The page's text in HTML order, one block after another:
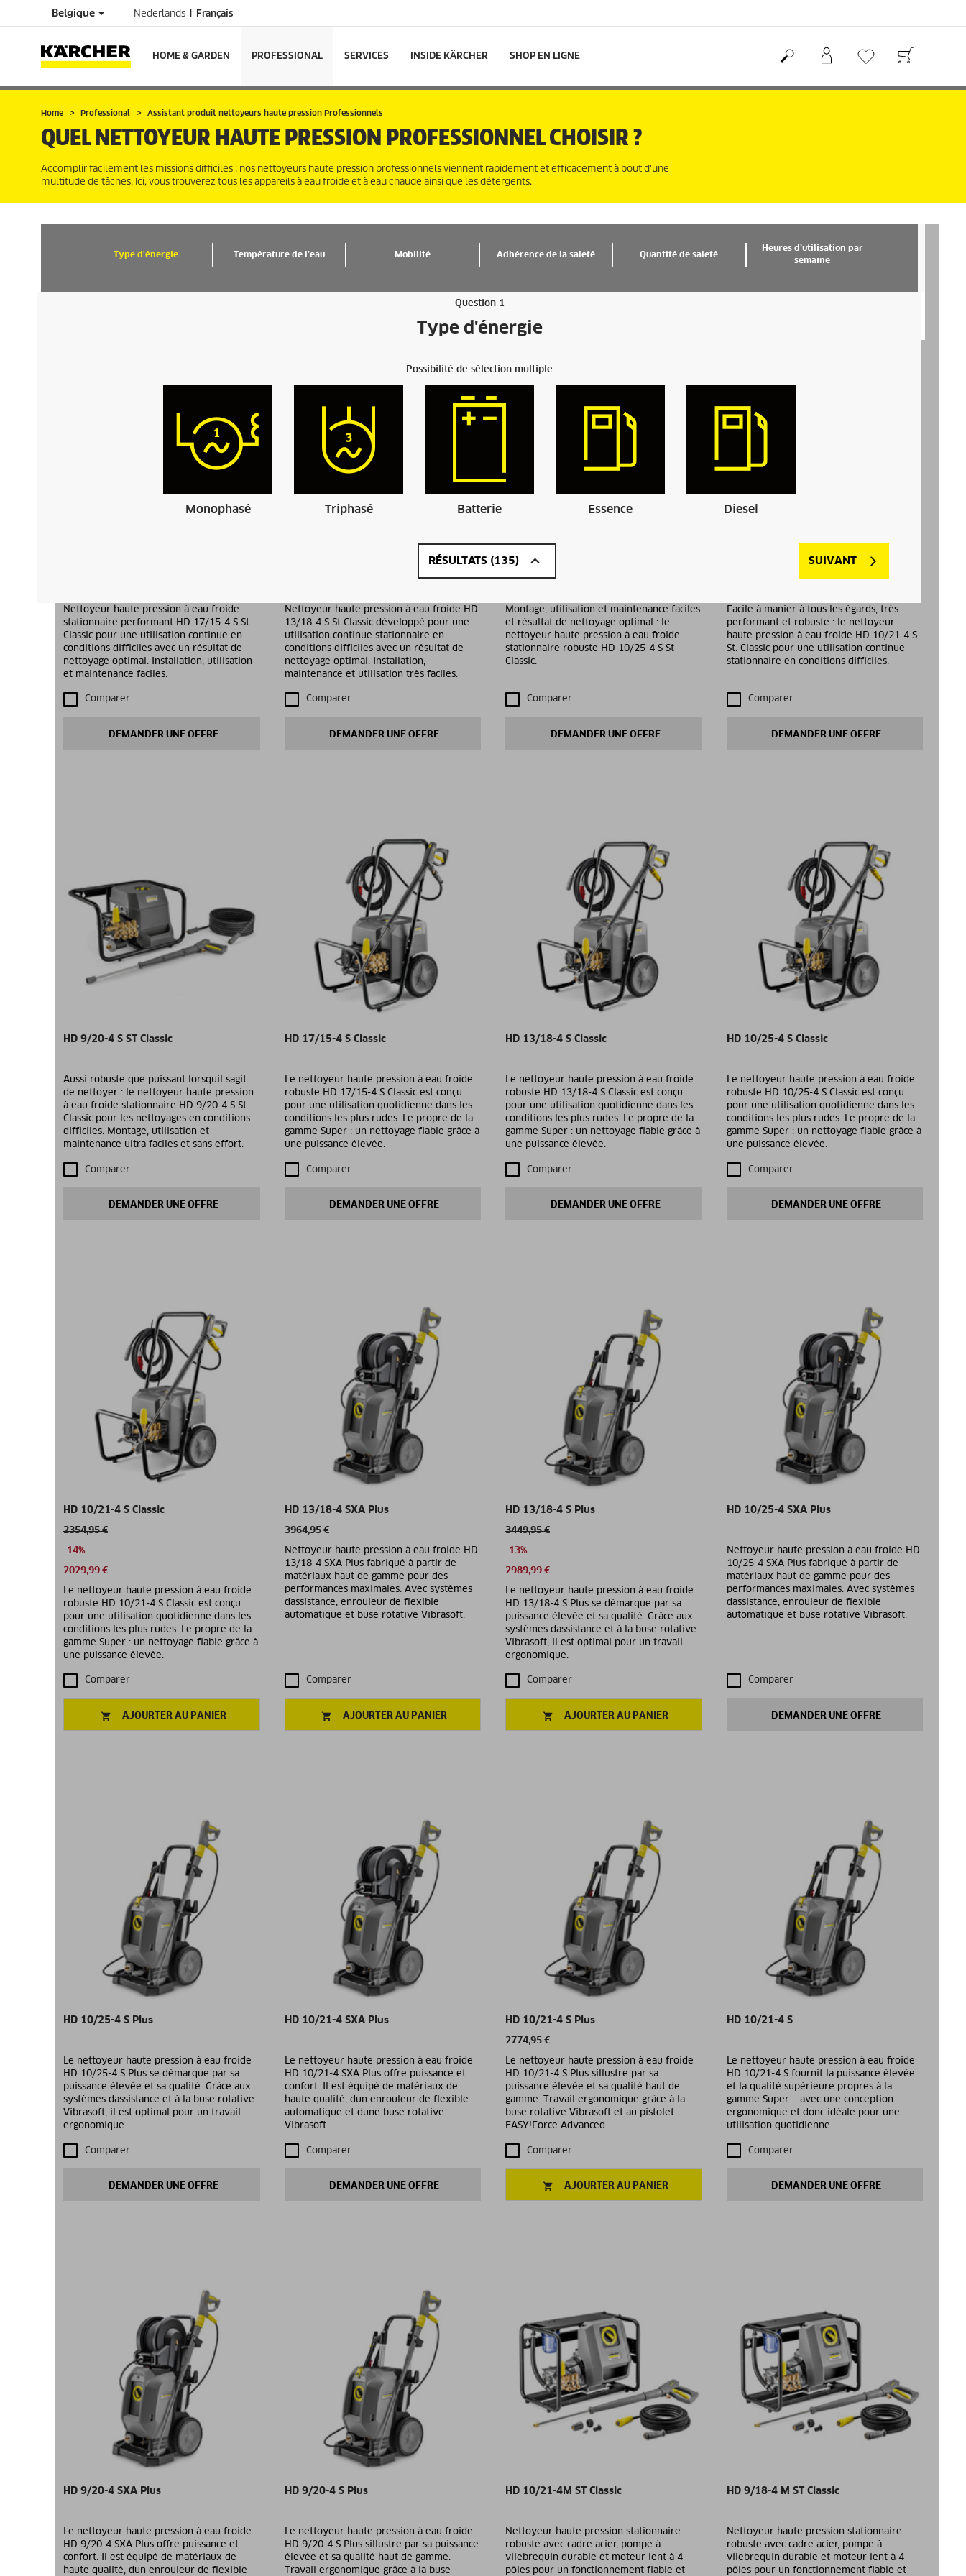
Belgique Nederlands Français
HOME & GARDEN PROFESSIONAL SERVICES INSIDE KÄRCHER SHOP EN LIGNE
Home Professional Assistant produit nettoyeurs haute pression Professionnels
QUEL NETTOYEUR HAUTE PRESSION PROFESSIONNEL CHOISIR ?
Accomplir facilement les missions difficiles : nos nettoyeurs haute pression professionnels viennent rapidement et efficacement à bout d'une
multitude de tâches. Ici, vous trouverez tous les appareils à eau froide et à eau chaude ainsi que les détergents.
Type d'énergie Température de l’eau Mobilité Adhérence de la saleté Quantité de saleté
Heures d’utilisation par
semaine
Question 1
Type d'énergie
Possibilité de sélection multiple
Monophasé Triphasé Batterie Essence Diesel
RÉSULTATS (135) SUIVANT
Nettoyeur haute pression à eau froide
stationnaire performant HD 17/15-4 S St
Classic pour une utilisation continue en
conditions difficiles avec un résultat de
nettoyage optimal. Installation, utilisation
et maintenance faciles.
Comparer
DEMANDER UNE OFFRE
Nettoyeur haute pression à eau froide HD
13/18-4 S St Classic développé pour une
utilisation continue stationnaire en
conditions difficiles avec un résultat de
nettoyage optimal. Installation,
maintenance et utilisation très faciles.
Comparer
DEMANDER UNE OFFRE
HD 10/25-4 S ST Classic
Montage, utilisation et maintenance faciles
et résultat de nettoyage optimal : le
nettoyeur haute pression à eau froide
stationnaire robuste HD 10/25-4 S St
Classic.
Comparer
DEMANDER UNE OFFRE
Facile à manier à tous les égards, très
performant et robuste : le nettoyeur
haute pression à eau froide HD 10/21-4 S
St. Classic pour une utilisation continue
stationnaire en conditions difficiles.
Comparer
DEMANDER UNE OFFRE
HD 9/20-4 S ST Classic
Aussi robuste que puissant lorsquil sagit
de nettoyer : le nettoyeur haute pression
à eau froide stationnaire HD 9/20-4 S St
Classic pour les nettoyages en conditions
difficiles. Montage, utilisation et
maintenance ultra faciles et sans effort.
Comparer
DEMANDER UNE OFFRE
HD 17/15-4 S Classic
Le nettoyeur haute pression à eau froide
robuste HD 17/15-4 S Classic est conçu
pour une utilisation quotidienne dans les
conditions les plus rudes. Le propre de la
gamme Super : un nettoyage fiable grâce à
une puissance élevée.
Comparer
DEMANDER UNE OFFRE
HD 13/18-4 S Classic
Le nettoyeur haute pression à eau froide
robuste HD 13/18-4 S Classic est conçu
pour une utilisation quotidienne dans les
conditions les plus rudes. Le propre de la
gamme Super : un nettoyage fiable grâce à
une puissance élevée.
Comparer
DEMANDER UNE OFFRE
HD 10/25-4 S Classic
Le nettoyeur haute pression à eau froide
robuste HD 10/25-4 S Classic est conçu
pour une utilisation quotidienne dans les
conditions les plus rudes. Le propre de la
gamme Super : un nettoyage fiable grâce à
une puissance élevée.
Comparer
DEMANDER UNE OFFRE
HD 10/21-4 S Classic
2354,95 €
-14%
2029,99 €
Le nettoyeur haute pression à eau froide
robuste HD 10/21-4 S Classic est conçu
pour une utilisation quotidienne dans les
conditions les plus rudes. Le propre de la
gamme Super : un nettoyage fiable grâce à
une puissance élevée.
Comparer
AJOURTER AU PANIER
HD 13/18-4 SXA Plus
3964,95 €
Nettoyeur haute pression à eau froide HD
13/18-4 SXA Plus fabriqué à partir de
matériaux haut de gamme pour des
performances maximales. Avec systèmes
dassistance, enrouleur de flexible
automatique et buse rotative Vibrasoft.
Comparer
AJOURTER AU PANIER
HD 13/18-4 S Plus
3449,95 €
-13%
2989,99 €
Le nettoyeur haute pression à eau froide
HD 13/18-4 S Plus se démarque par sa
puissance élevée et sa qualité. Grâce aux
systèmes dassistance et à la buse rotative
Vibrasoft, il est optimal pour un travail
ergonomique.
Comparer
AJOURTER AU PANIER
HD 10/25-4 SXA Plus
Nettoyeur haute pression à eau froide HD
10/25-4 SXA Plus fabriqué à partir de
matériaux haut de gamme pour des
performances maximales. Avec systèmes
dassistance, enrouleur de flexible
automatique et buse rotative Vibrasoft.
Comparer
DEMANDER UNE OFFRE
HD 10/25-4 S Plus
Le nettoyeur haute pression à eau froide
HD 10/25-4 S Plus se démarque par sa
puissance élevée et sa qualité. Grâce aux
systèmes dassistance et à la buse rotative
Vibrasoft, il est optimal pour un travail
ergonomique.
Comparer
DEMANDER UNE OFFRE
HD 10/21-4 SXA Plus
Le nettoyeur haute pression à eau froide
HD 10/21-4 SXA Plus offre puissance et
confort. Il est équipé de matériaux de
haute qualité, dun enrouleur de flexible
automatique et dune buse rotative
Vibrasoft.
Comparer
DEMANDER UNE OFFRE
HD 10/21-4 S Plus
2774,95 €
Le nettoyeur haute pression à eau froide
HD 10/21-4 S Plus sillustre par sa
puissance élevée et sa qualité haut de
gamme. Travail ergonomique grâce à la
buse rotative Vibrasoft et au pistolet
EASY!Force Advanced.
Comparer
AJOURTER AU PANIER
HD 10/21-4 S
Le nettoyeur haute pression à eau froide
HD 10/21-4 S fournit la puissance élevée
et la qualité supérieure propres à la
gamme Super – avec une conception
ergonomique et donc idéale pour une
utilisation quotidienne.
Comparer
DEMANDER UNE OFFRE
HD 9/20-4 SXA Plus
Le nettoyeur haute pression à eau froide
HD 9/20-4 SXA Plus offre puissance et
confort. Il est équipé de matériaux de
haute qualité, dun enrouleur de flexible
HD 9/20-4 S Plus
Le nettoyeur haute pression à eau froide
HD 9/20-4 S Plus sillustre par sa puissance
élevée et sa qualité haut de gamme.
Travail ergonomique grâce à la buse
HD 10/21-4M ST Classic
Nettoyeur haute pression stationnaire
robuste avec cadre acier, pompe à
vilebrequin durable et moteur lent à 4
pôles pour un fonctionnement fiable et
HD 9/18-4 M ST Classic
Nettoyeur haute pression stationnaire
robuste avec cadre acier, pompe à
vilebrequin durable et moteur lent à 4
pôles pour un fonctionnement fiable et